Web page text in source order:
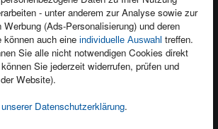
- unter anderem zur Analyse sowie zur
(Ads-Personalisierung) und deren
auch eine individuelle Auswahl treffen.
Sie alle nicht notwendigen Cookies direkt
Sie jederzeit widerrufen, prüfen und
Website).
Datenschutzerklärung.
Ein Buch schreiben